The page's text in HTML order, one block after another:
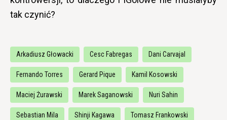
tak czynić?
Arkadiusz Głowacki Cesc Fabregas Dani Carvajal
Fernando Torres Gerard Pique Kamil Kosowski
Maciej Żurawski Marek Saganowski Nuri Sahin
Sebastian Mila Shinji Kagawa Tomasz Frankowski